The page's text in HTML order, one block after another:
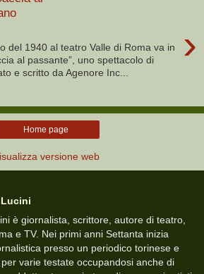
›
del 1940 al teatro Valle di Roma va in
al passante”, uno spettacolo di
e scritto da Agenore Inc...
Home page
versione web
è giornalista, scrittore, autore di teatro,
e TV. Nei primi anni Settanta inizia
presso un periodico torinese e
varie testate occupandosi anche di